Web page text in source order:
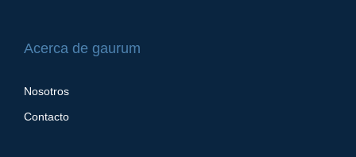
Acerca de gaurum
Nosotros
Contacto